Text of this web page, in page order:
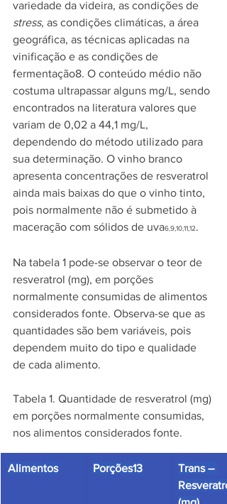
variedade da videira, as condições de
stress, as condições climáticas, a área
geográfica, as técnicas aplicadas na
vinificação e as condições de
fermentação8. O conteúdo médio não
costuma ultrapassar alguns mg/L, sendo
encontrados na literatura valores que
variam de 0,02 a 44,1 mg/L,
dependendo do método utilizado para
sua determinação. O vinho branco
apresenta concentrações de resveratrol
ainda mais baixas do que o vinho tinto,
pois normalmente não é submetido à
maceração com sólidos de uva6,9,10,11,12.
Na tabela 1 pode-se observar o teor de
resveratrol (mg), em porções
normalmente consumidas de alimentos
considerados fonte. Observa-se que as
quantidades são bem variáveis, pois
dependem muito do tipo e qualidade
de cada alimento.
Tabela 1. Quantidade de resveratrol (mg)
em porções normalmente consumidas,
nos alimentos considerados fonte.
Alimentos Porções13
Trans –